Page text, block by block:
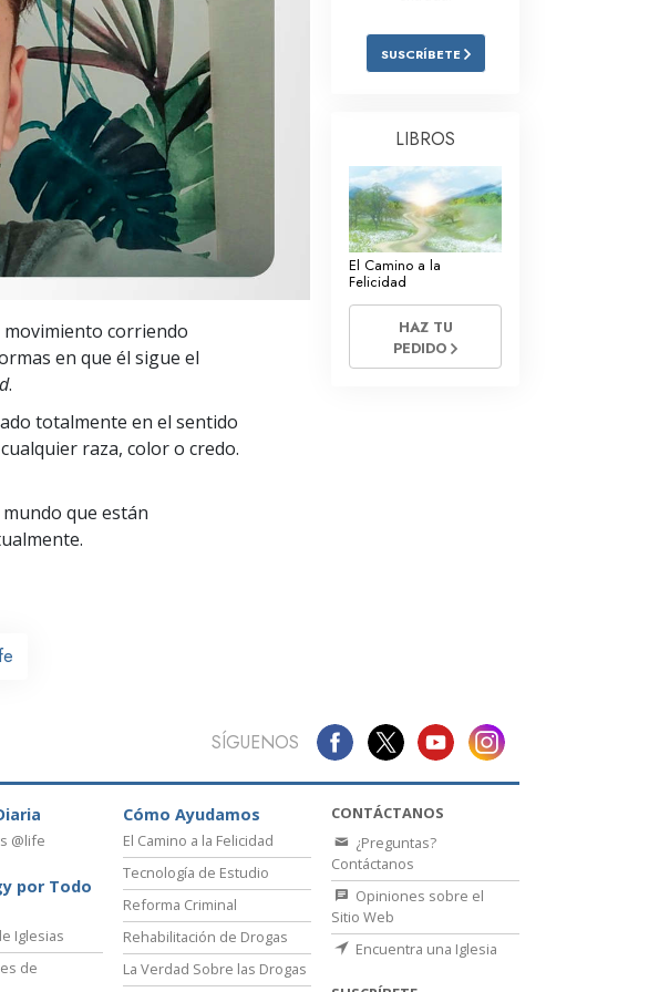
La Causa de la Supresión
Investigaciones
Los Fundamentos de la Organización
Los Fundamentos de las Relaciones
corriendo
en que él sigue el
.
totalmente en el sentido
raza, color o credo.
que están
SUSCRÍBETE
LIBROS
El Camino a la
Felicidad
HAZ TU
PEDIDO
SÍGUENOS
@life
por Todo
Iglesias
de
Cómo Ayudamos
El Camino a la Felicidad
Tecnología de Estudio
Reforma Criminal
Rehabilitación de Drogas
La Verdad Sobre las Drogas
CONTÁCTANOS
¿Preguntas?
Contáctanos
Opiniones sobre el
Sitio Web
Encuentra una Iglesia